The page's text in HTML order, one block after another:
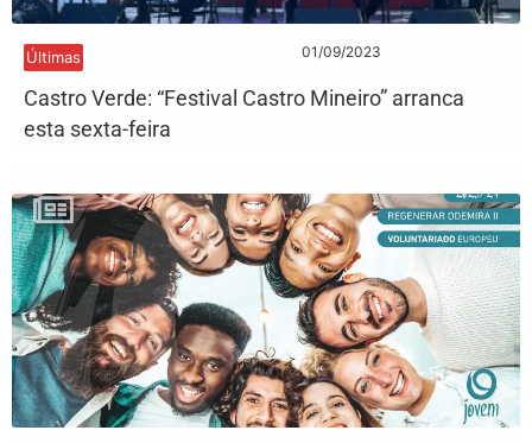
Últimas 01/09/2023
Castro Verde: “Festival Castro Mineiro” arranca
esta sexta-feira